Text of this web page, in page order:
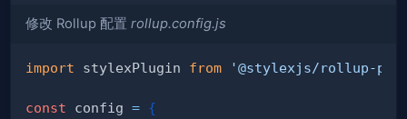
修改 Rollup 配置 rollup.config.js
import stylexPlugin from '@stylexjs/rollup-
const config = {